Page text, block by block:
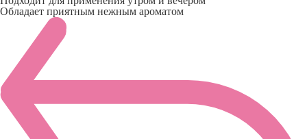
Обладает приятным нежным ароматом